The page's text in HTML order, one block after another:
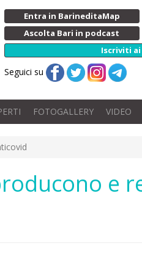
Entra in BarineditaMap
Ascolta Bari in podcast
Iscriviti
Seguici su
FOTOGALLERY VIDEO
e